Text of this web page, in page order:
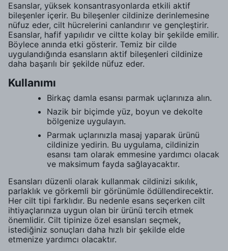
Esanslar, yüksek konsantrasyonlarda etkili aktif
bileşenler içerir. Bu bileşenler cildinize derinlemesine
nüfuz eder, cilt hücrelerini canlandırır ve gençleştirir.
Esanslar, hafif yapılıdır ve ciltte kolay bir şekilde emilir.
Böylece anında etki gösterir. Temiz bir cilde
uygulandığında esansların aktif bileşenleri cildinize
daha başarılı bir şekilde nüfuz eder.
Kullanımı
Birkaç damla esansı parmak uçlarınıza alın.
Nazik bir biçimde yüz, boyun ve dekolte
bölgenize uygulayın.
Parmak uçlarınızla masaj yaparak ürünü
cildinize yedirin. Bu uygulama, cildinizin
esansı tam olarak emmesine yardımcı olacak
ve maksimum fayda sağlayacaktır.
Esansları düzenli olarak kullanmak cildinizi sıkılık,
parlaklık ve görkemli bir görünümle ödüllendirecektir.
Her cilt tipi farklıdır. Bu nedenle esans seçerken cilt
ihtiyaçlarınıza uygun olan bir ürünü tercih etmek
önemlidir. Cilt tipinize özel esansları seçmek,
istediğiniz sonuçları daha hızlı bir şekilde elde
etmenize yardımcı olacaktır.